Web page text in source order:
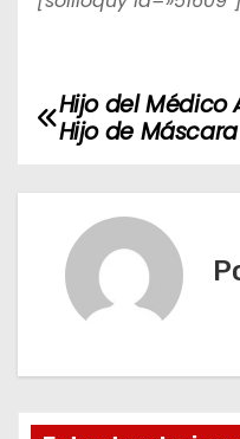
N
c
Hijo del Médico
Hijo de